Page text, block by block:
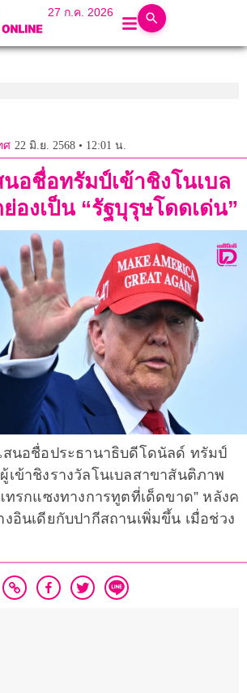
27 ก.ค. 2026
ศ 22 มิ.ย. 2568 • 12:01 น.
อชื่อทรัมป์เข้าชิงโนเบล
องเป็น “รัฐบุรุษโดดเด่น”
สนอชื่อประธานาธิบดีโดนัลด์ ทรัมป์
เข้าชิงรางวัลโนเบลสาขาสันติภาพ
ทรกแซงทางการทูตที่เด็ดขาด” หลังค
งอินเดียกับปากีสถานเพิ่มขึ้น เมื่อช่วง